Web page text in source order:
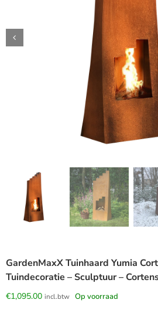
GardenMaxX Tuinhaard Yumia
Tuindecoratie – Sculptuur –
€1,095.00 incl.btw Op voorraad